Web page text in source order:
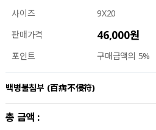
사이즈
9X20
판매가격
46,000원
포인트 구매금액의 5%
백병불침부 (百病不侵符)
총 금액 :